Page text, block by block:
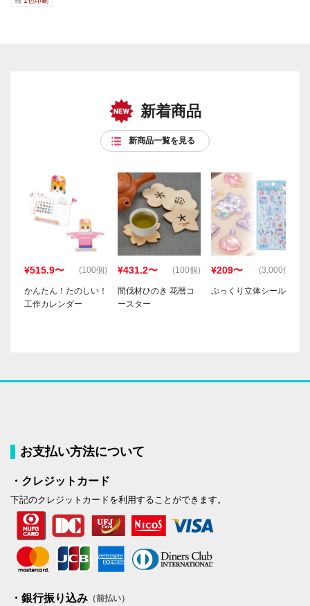
新着商品
新商品一覧を見る
¥515.9〜 (100個)
かんたん！たのしい！
工作カレンダー
¥431.2〜 (100個)
間伐材ひのき 花暦コ
ースター
¥209〜 (3,000個)
ぷっくり立体シール
お支払い方法について
・クレジットカード
下記のクレジットカードを利用することができます。
・銀行振り込み （前払い）